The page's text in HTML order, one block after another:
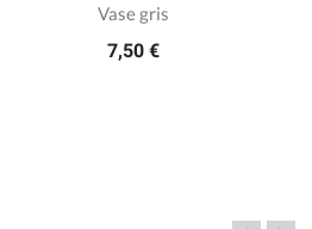
Vase gris
7,50 €